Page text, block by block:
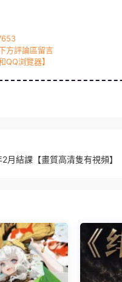
方評論區留言
QQ浏覽器】
月結課【畫質高清隻有視頻】